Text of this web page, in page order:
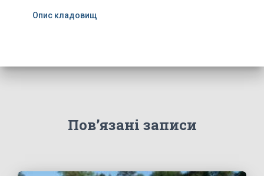
Опис кладовищ
Пов’язані записи